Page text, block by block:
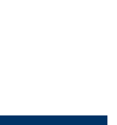
für die
Oranienhof in